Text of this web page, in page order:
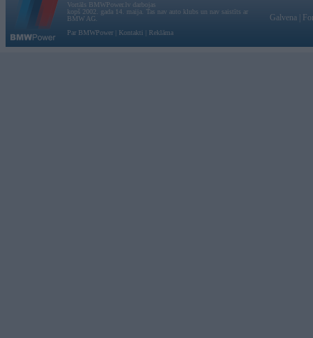
Vortāls BMWPower.lv darbojas
kopš 2002. gada 14. maija. Tas nav auto klubs un nav saistīts ar
BMW AG.
Par BMWPower
Kontakti Reklāma
Galvena